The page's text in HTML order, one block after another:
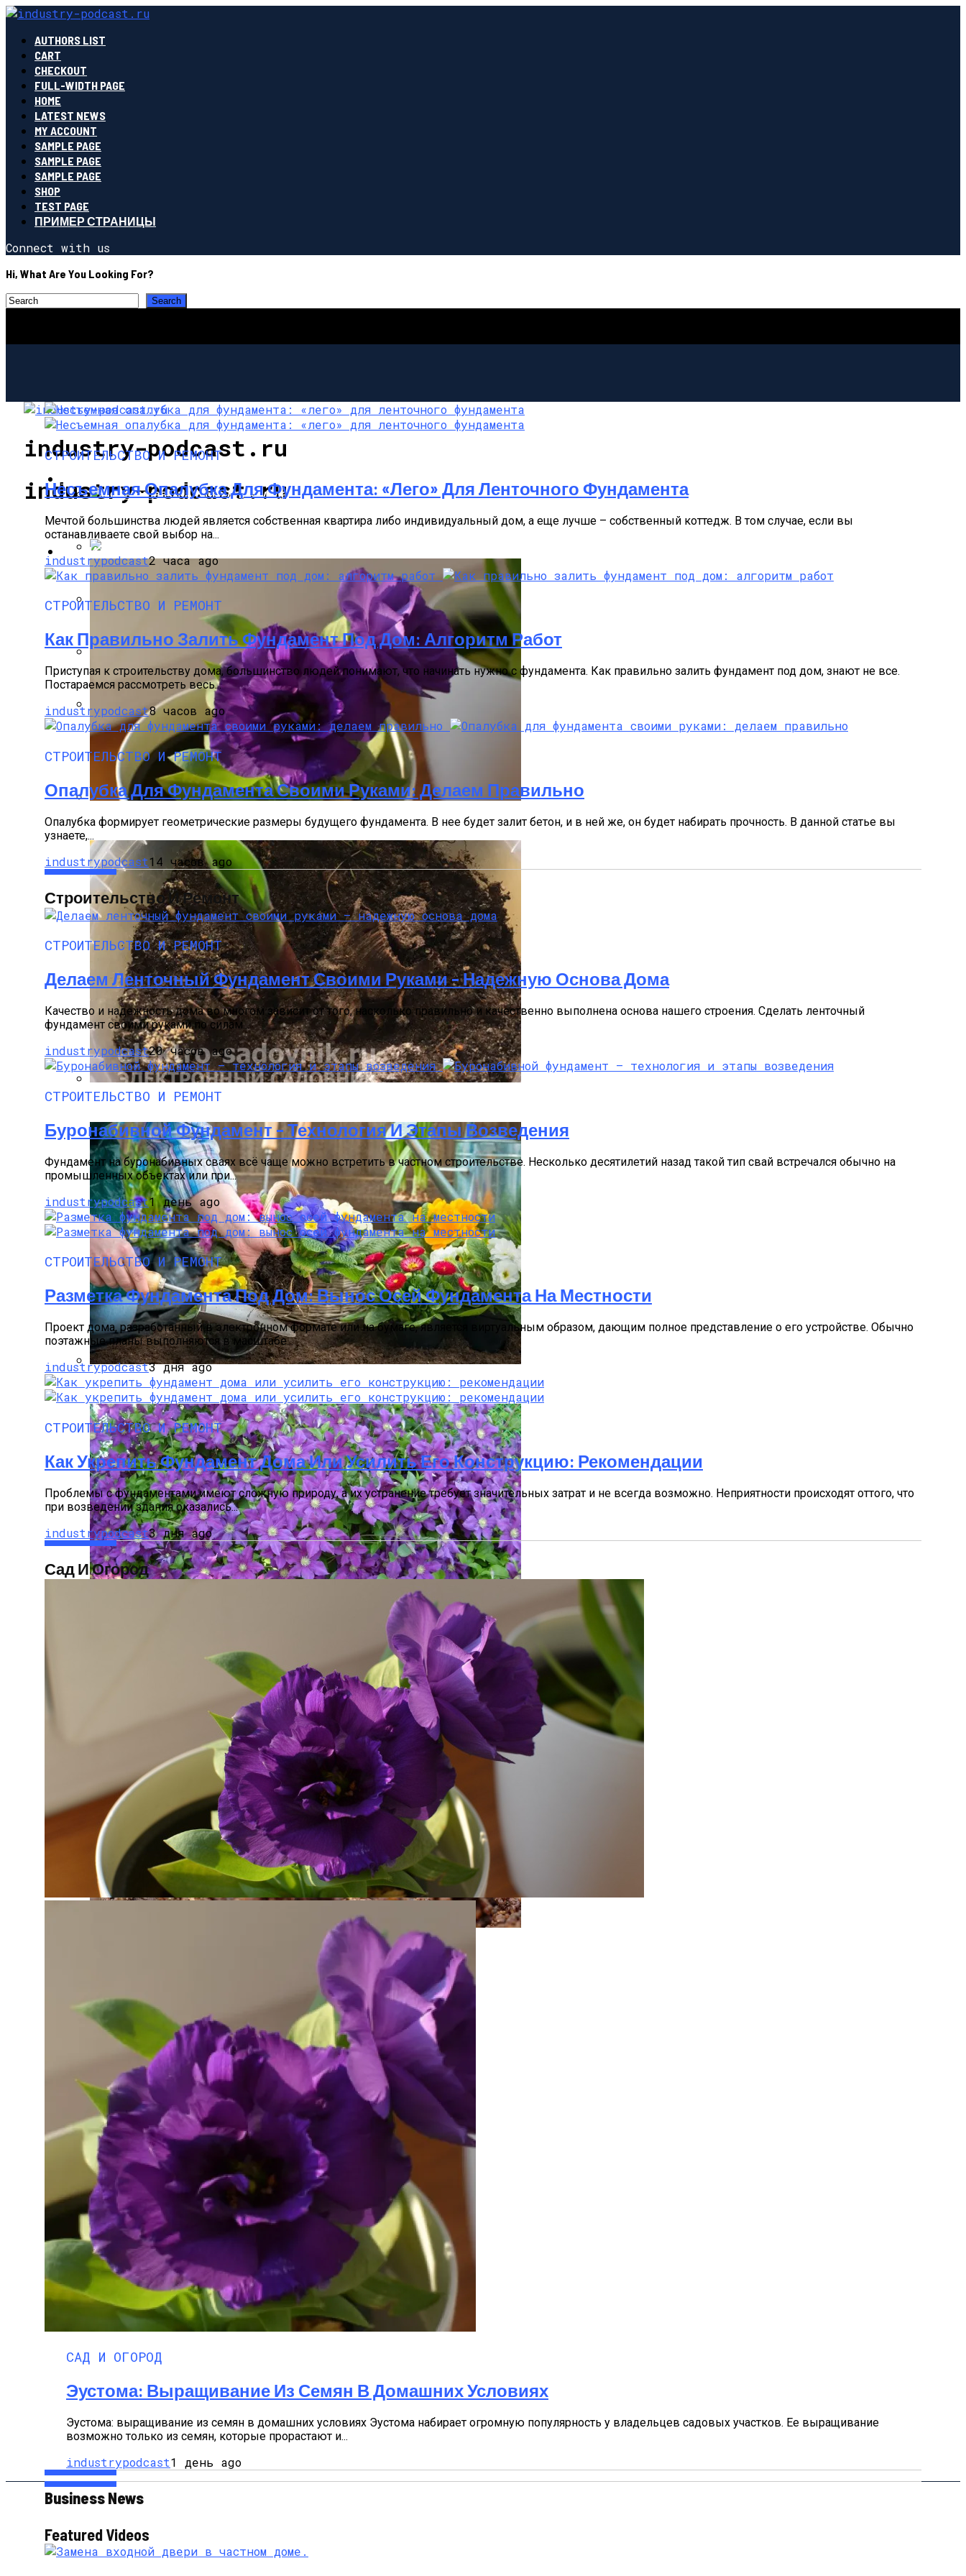
AUTHORS LIST
CART
CHECKOUT
FULL-WIDTH PAGE
HOME
LATEST NEWS
MY ACCOUNT
SAMPLE PAGE
SAMPLE PAGE
SAMPLE PAGE
SHOP
TEST PAGE
ПРИМЕР СТРАНИЦЫ
Connect with us
Hi, What Are You Looking For?
industry-podcast.ru
industry-podcast.ru
Несъемная Опалубка Для Фундамента: «лего» Для Ленточного Фундамента
Как Правильно Залить Фундамент Под Дом: Алгоритм Работ
Опалубка Для Фундамента Своими Руками: Делаем Правильно
Делаем Ленточный Фундамент Своими Руками – Надежную Основа Дома
Буронабивной Фундамент – Технология И Этапы Возведения
САД И ОГОРОД
Эустома: Выращивание Из Семян В Домашних Условиях
Как Прорастить Канны После Зимы – Фото Инструкция
Виды Цветов Для Посадки В Апреле, Чтобы Быстрее Зацвели
Размножение Клематиса Семенами
СТРОИТЕЛЬСТВО И РЕМОНТ
Несъемная Опалубка Для Фундамента: «лего» Для Ленточного Фундамента
Мечтой большинства людей является собственная квартира либо индивидуальный дом, а еще лучше – собственный коттедж. В том случае, если вы
останавливаете свой выбор на...
industrypodcast2 часа ago
СТРОИТЕЛЬСТВО И РЕМОНТ
Как Правильно Залить Фундамент Под Дом: Алгоритм Работ
Приступая к строительству дома, большинство людей понимают, что начинать нужно с фундамента. Как правильно залить фундамент под дом, знают не все.
Постараемся рассмотреть весь...
industrypodcast8 часов ago
СТРОИТЕЛЬСТВО И РЕМОНТ
Опалубка Для Фундамента Своими Руками: Делаем Правильно
Опалубка формирует геометрические размеры будущего фундамента. В нее будет залит бетон, и в ней же, он будет набирать прочность. В данной статье вы
узнаете,...
industrypodcast14 часов ago
Строительство И Ремонт
СТРОИТЕЛЬСТВО И РЕМОНТ
Делаем Ленточный Фундамент Своими Руками – Надежную Основа Дома
Качество и надежность дома во многом зависит от того, насколько правильно и качественно выполнена основа нашего строения. Сделать ленточный
фундамент своими руками по силам...
industrypodcast20 часов ago
СТРОИТЕЛЬСТВО И РЕМОНТ
Буронабивной Фундамент – Технология И Этапы Возведения
Фундамент на буронабивных сваях всё чаще можно встретить в частном строительстве. Несколько десятилетий назад такой тип свай встречался обычно на
промышленных объектах или при...
industrypodcast1 день ago
СТРОИТЕЛЬСТВО И РЕМОНТ
Разметка Фундамента Под Дом: Вынос Осей Фундамента На Местности
Проект дома, разработанный в электронном формате или на бумаге, является виртуальным образом, дающим полное представление о его устройстве. Обычно
поэтажные планы выполняются в масштабе...
industrypodcast3 дня ago
СТРОИТЕЛЬСТВО И РЕМОНТ
Как Укрепить Фундамент Дома Или Усилить Его Конструкцию: Рекомендации
Проблемы с фундаментами имеют сложную природу, а их устранение требует значительных затрат и не всегда возможно. Неприятности происходят оттого, что
при возведении здания оказались...
industrypodcast3 дня ago
Сад И Огород
САД И ОГОРОД
Эустома: Выращивание Из Семян В Домашних Условиях
Эустома: выращивание из семян в домашних условиях Эустома набирает огромную популярность у владельцев садовых участков. Ее выращивание
возможно только из семян, которые прорастают и...
industrypodcast1 день ago
Business News
Featured Videos